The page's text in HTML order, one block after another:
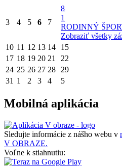
3 4 5 6 7
8
1
RODINNÝ
Zobraziť všetky
10 11 12 13 14 15
17 18 19 20 21 22
24 25 26 27 28 29
31 1 2 3 4 5
Mobilná aplikácia
Sledujte informácie z nášho webu v
V OBRAZE.
Voľne k stiahnutiu: